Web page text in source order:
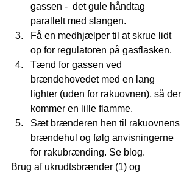
gassen -  det gule håndtag
parallelt med slangen.
Få en medhjælper til at skrue lidt
op for regulatoren på gasflasken.
Tænd for gassen ved
brændehovedet med en lang
lighter (uden for rakuovnen), så der
kommer en lille flamme.
Sæt brænderen hen til rakuovnens
brændehul og følg anvisningerne
for rakubrænding. Se blog.
Brug af ukrudtsbrænder (1) og